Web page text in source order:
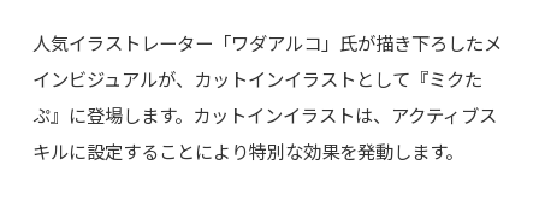
人気イラストレーター「ワダアルコ」氏が描き下ろしたメ
インビジュアルが、カットインイラストとして『ミクた
ぷ』に登場します。カットインイラストは、アクティブス
キルに設定することにより特別な効果を発動します。